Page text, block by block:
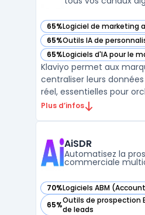
65%Logiciel de marketing
— voir Klaviyo dans cette
65%Outils IA de
— voir Klaviyo dans cette
65%Logiciels d'IA pour le
— voir Klaviyo dans cette
Klaviyo permet aux
centraliser leurs
réel, essentielles pour
campagnes
d’engagement issues
des plateformes e-
Plus d’infos
AiSDR
Automatisez la
commerciale
70%Logiciels ABM
— voir AiSDR dans cette
65%Outils de prospection
de leads
— voir AiSDR dans cette